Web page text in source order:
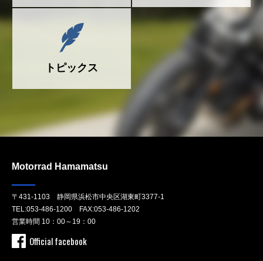
トピックス
Motorrad Hamamatsu
〒431-1103 静岡県浜松市中央区湖東町3377-1
TEL:053-486-1200 FAX:053-486-1202
営業時間 10：00～19：00
Official facebook